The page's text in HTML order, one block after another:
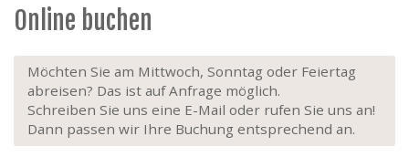
Online buchen
Möchten Sie am Mittwoch, Sonntag oder Feiertag
abreisen? Das ist auf Anfrage möglich.
Schreiben Sie uns eine E-Mail oder rufen Sie uns an!
Dann passen wir Ihre Buchung entsprechend an.